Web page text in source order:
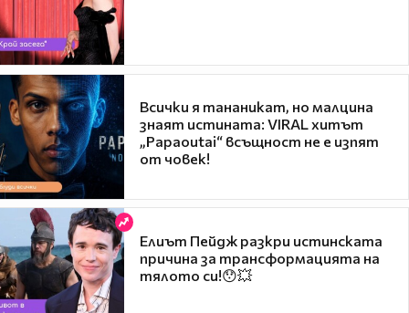
Всички я тананикат, но малцина
знаят истината: VIRAL хитът
„Papaoutai“ всъщност не е изпят
от човек!
Елиът Пейдж разкри истинската
причина за трансформацията на
тялото си!😯💥